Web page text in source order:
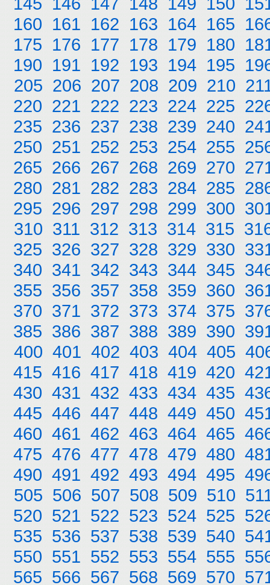
160 161 162 163 164 165
175 176 177 178 179 180
190 191 192 193 194 195
205 206 207 208 209 210
220 221 222 223 224 225
235 236 237 238 239 240
250 251 252 253 254 255
265 266 267 268 269 270
280 281 282 283 284 285
295 296 297 298 299 300
310 311 312 313 314 315
325 326 327 328 329 330
340 341 342 343 344 345
355 356 357 358 359 360
370 371 372 373 374 375
385 386 387 388 389 390
400 401 402 403 404 405
415 416 417 418 419 420
430 431 432 433 434 435
445 446 447 448 449 450
460 461 462 463 464 465
475 476 477 478 479 480
490 491 492 493 494 495
505 506 507 508 509 510
520 521 522 523 524 525
535 536 537 538 539 540
550 551 552 553 554 555
565 566 567 568 569 570